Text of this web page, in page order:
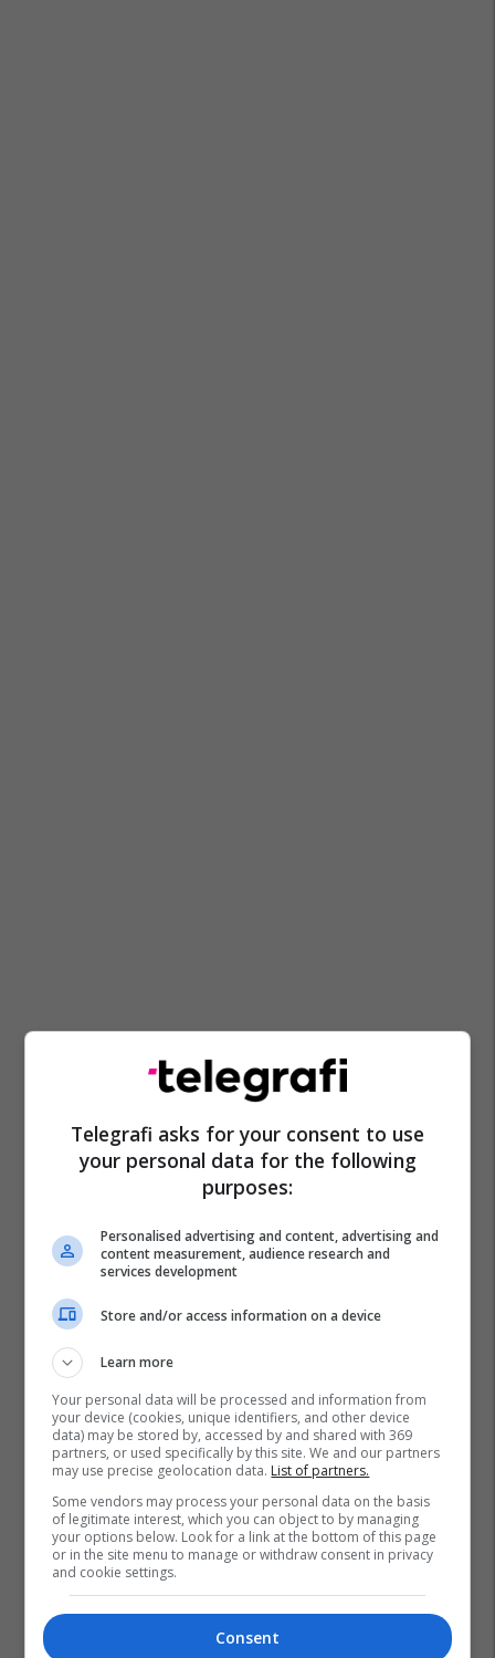
Telegrafi asks for your consent to use
your personal data for the following
purposes:
Personalised advertising and content, advertising and
content measurement, audience research and
services development
Store and/or access information on a device
Learn more
Your personal data will be processed and information from
your device (cookies, unique identifiers, and other device
data) may be stored by, accessed by and shared with 369
partners, or used specifically by this site. We and our partners
may use precise geolocation data. List of partners.
Some vendors may process your personal data on the basis
of legitimate interest, which you can object to by managing
your options below. Look for a link at the bottom of this page
or in the site menu to manage or withdraw consent in privacy
and cookie settings.
Consent